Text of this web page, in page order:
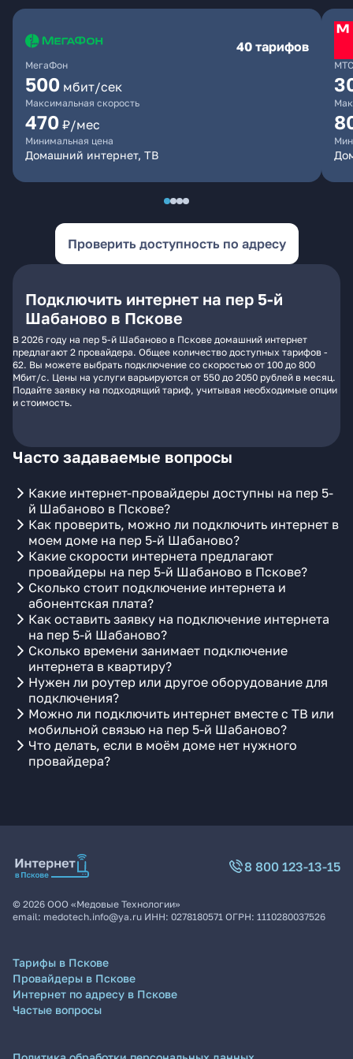
МегаФон
40 тарифов
500 мбит/сек
Максимальная скорость
470 ₽/мес
Минимальная цена
Домашний интернет, ТВ
МТС
Проверить доступность по адресу
Подключить интернет на пер 5-й
Шабаново в Пскове
В 2026 году на пер 5-й Шабаново в Пскове домашний интернет
предлагают 2 провайдера. Общее количество доступных тарифов -
62. Вы можете выбрать подключение со скоростью от 100 до 800
Мбит/с. Цены на услуги варьируются от 550 до 2050 рублей в месяц.
Подайте заявку на подходящий тариф, учитывая необходимые опции
и стоимость.
Часто задаваемые вопросы
Какие интернет-провайдеры доступны на пер 5-
й Шабаново в Пскове?
Как проверить, можно ли подключить интернет в
моем доме на пер 5-й Шабаново?
Какие скорости интернета предлагают
провайдеры на пер 5-й Шабаново в Пскове?
Сколько стоит подключение интернета и
абонентская плата?
Как оставить заявку на подключение интернета
на пер 5-й Шабаново?
Сколько времени занимает подключение
интернета в квартиру?
Нужен ли роутер или другое оборудование для
подключения?
Можно ли подключить интернет вместе с ТВ или
мобильной связью на пер 5-й Шабаново?
Что делать, если в моём доме нет нужного
провайдера?
8 800 123-13-15
© 2026 ООО «Медовые Технологии»
email: medotech.info@ya.ru ИНН: 0278180571 ОГРН: 1110280037526
Тарифы в Пскове
Провайдеры в Пскове
Интернет по адресу в Пскове
Частые вопросы